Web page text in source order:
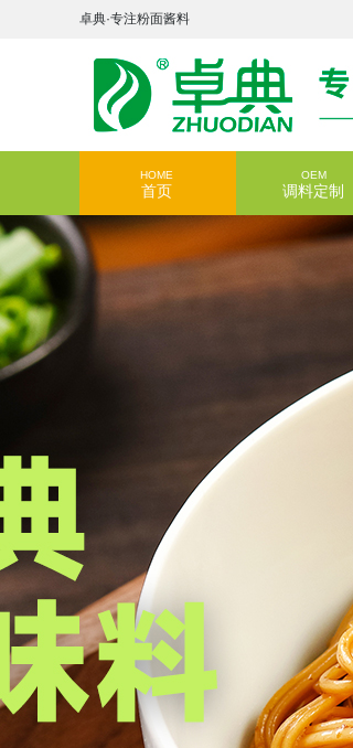
卓典·专注粉面酱料
HOME
首页
OEM
调料定制